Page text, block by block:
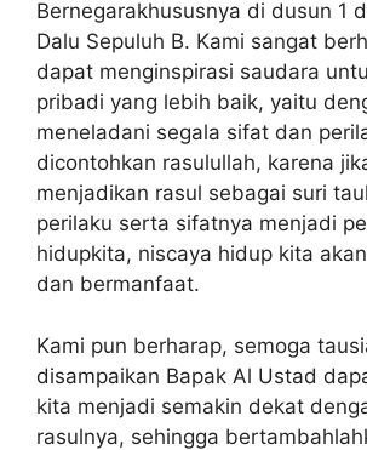
Bernegarakhususnya di dusun 1
Dalu Sepuluh B. Kami sangat
dapat menginspirasi saudara
pribadi yang lebih baik, yaitu
meneladani segala sifat dan
dicontohkan rasulullah, karena
menjadikan rasul sebagai suri
perilaku serta sifatnya menjadi
hidupkita, niscaya hidup kita
dan bermanfaat.
Kami pun berharap, semoga
disampaikan Bapak Al Ustad
kita menjadi semakin dekat
rasulnya, sehingga